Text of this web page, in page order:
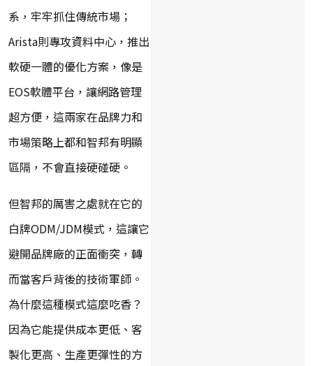
系，牢牢抓住傳統市場；
Arista則專攻資料中心，推出
軟硬一體的優化方案，像是
EOS軟體平台，讓網路管理
超方便，這兩家在品牌力和
市場策略上都和智邦有明顯
區隔，不會直接硬碰硬。
但智邦的厲害之處就在它的
白牌ODM/JDM模式，這讓它
避開品牌廠的正面衝突，轉
而當客戶背後的技術軍師。
為什麼這種模式這麼吃香？
因為它能提供成本更低、客
製化更高、生產更彈性的方